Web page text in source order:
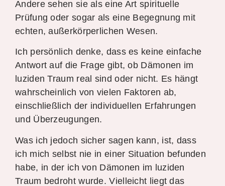
Andere sehen sie als eine Art spirituelle
Prüfung oder sogar als eine Begegnung mit
echten, außerkörperlichen Wesen.
Ich persönlich denke, dass es keine einfache
Antwort auf die Frage gibt, ob Dämonen im
luziden Traum real sind oder nicht. Es hängt
wahrscheinlich von vielen Faktoren ab,
einschließlich der individuellen Erfahrungen
und Überzeugungen.
Was ich jedoch sicher sagen kann, ist, dass
ich mich selbst nie in einer Situation befunden
habe, in der ich von Dämonen im luziden
Traum bedroht wurde. Vielleicht liegt das